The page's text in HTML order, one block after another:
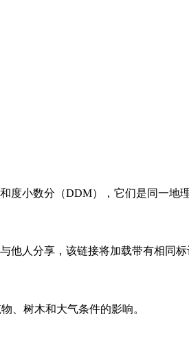
度小数分（DDM），它们是同一地
他人分享，该链接将加载带有相同标
、树木和大气条件的影响。